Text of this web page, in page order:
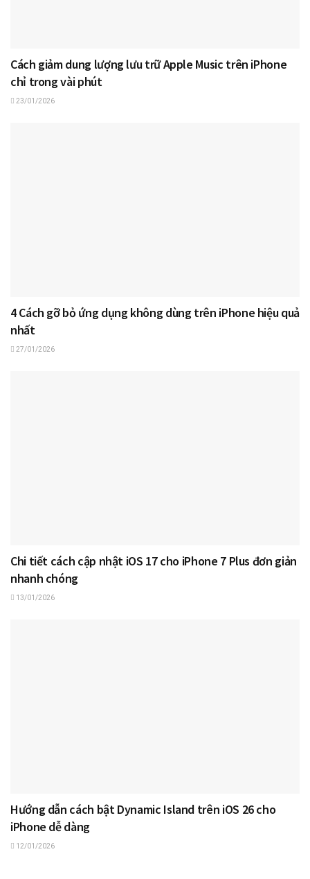
Cách giảm dung lượng lưu trữ Apple Music trên iPhone
chỉ trong vài phút
23/01/2026
4 Cách gỡ bỏ ứng dụng không dùng trên iPhone hiệu quả
nhất
27/01/2026
Chi tiết cách cập nhật iOS 17 cho iPhone 7 Plus đơn giản
nhanh chóng
13/01/2026
Hướng dẫn cách bật Dynamic Island trên iOS 26 cho
iPhone dễ dàng
12/01/2026